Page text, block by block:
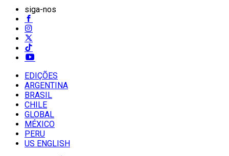
siga-nos
EDIÇÕES
ARGENTINA
BRASIL
CHILE
GLOBAL
MÉXICO
PERU
US ENGLISH